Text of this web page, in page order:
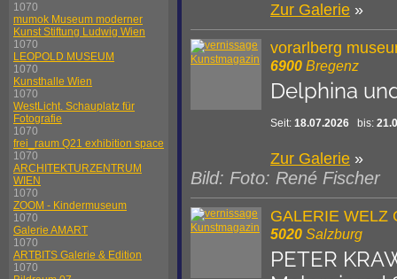
1070
mumok Museum moderner
Kunst Stiftung Ludwig Wien
1070
LEOPOLD MUSEUM
1070
Kunsthalle Wien
1070
WestLicht. Schauplatz für
Fotografie
1070
frei_raum Q21 exhibition space
1070
ARCHITEKTURZENTRUM
WIEN
1070
ZOOM - Kindermuseum
1070
Galerie AMART
1070
ARTBITS Galerie & Edition
1070
Zur Galerie »
vorarlberg
6900 Bregenz
Delphina
Seit: 18.07.2026 bis:
Zur Galerie »
Bild: Foto: René Fischer
GALERIE WELZ
5020 Salzburg
PETER